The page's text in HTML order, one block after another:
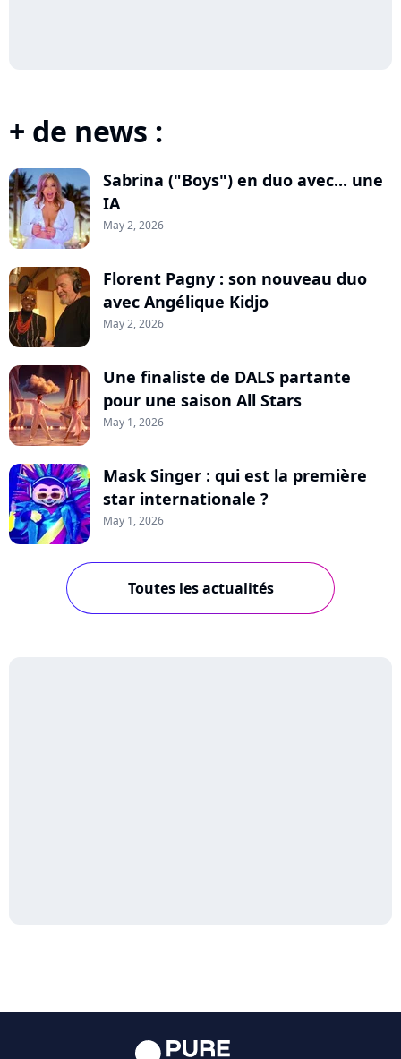
+ de news :
Sabrina ("Boys") en duo avec... une
IA
May 2, 2026
Florent Pagny : son nouveau duo
avec Angélique Kidjo
May 2, 2026
Une finaliste de DALS partante
pour une saison All Stars
May 1, 2026
Mask Singer : qui est la première
star internationale ?
May 1, 2026
Toutes les actualités